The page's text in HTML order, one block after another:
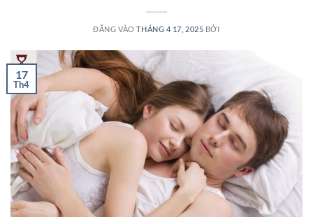
ĐĂNG VÀOTHÁNG 4 17, 2025 BỞI
17
Th4